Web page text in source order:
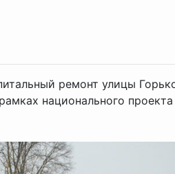
ремонт улицы
национального